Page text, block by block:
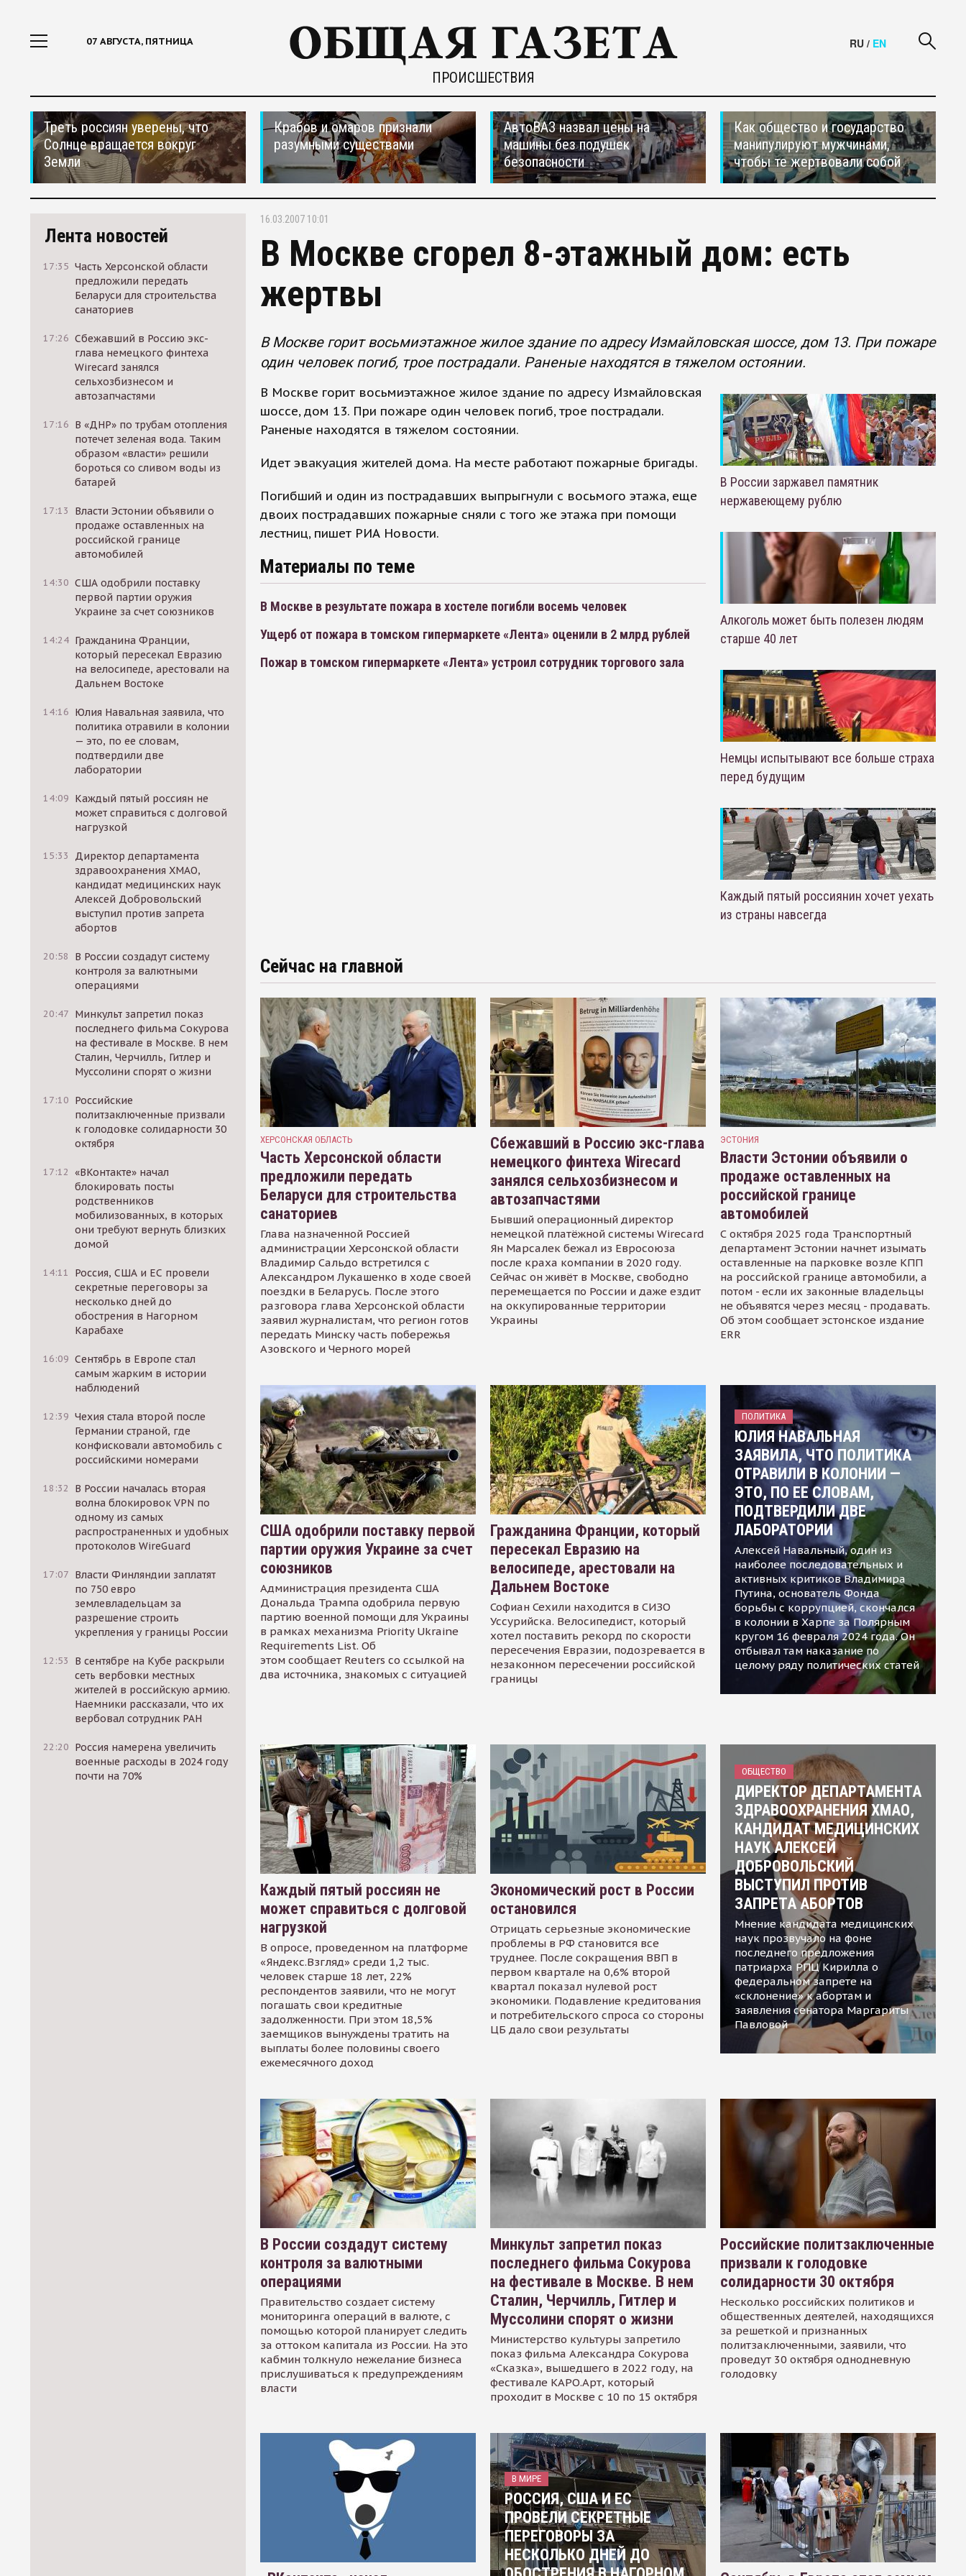
07 АВГУСТА, ПЯТНИЦА
ПРОИСШЕСТВИЯ
RU / EN
Треть россиян уверены, что
Солнце вращается вокруг
Земли
Крабов и омаров признали
разумными существами
АвтоВАЗ назвал цены на
машины без подушек
безопасности
Как общество и государство
манипулируют мужчинами,
чтобы те жертвовали собой
Лента новостей
17:35 Часть Херсонской области
предложили передать
Беларуси для строительства
санаториев
17:26 Сбежавший в Россию экс-
глава немецкого финтеха
Wirecard занялся
сельхозбизнесом и
автозапчастями
17:16 В «ДНР» по трубам отопления
потечет зеленая вода. Таким
образом «власти» решили
бороться со сливом воды из
батарей
17:13
Власти Эстонии объявили о
продаже оставленных на
российской границе
автомобилей
14:30 США одобрили поставку
первой партии оружия
Украине за счет союзников
14:24 Гражданина Франции,
который пересекал Евразию
на велосипеде, арестовали на
Дальнем Востоке
14:16 Юлия Навальная заявила, что
политика отравили в колонии
— это, по ее словам,
подтвердили две
лаборатории
14:09 Каждый пятый россиян не
может справиться с долговой
нагрузкой
15:33
Директор департамента
здравоохранения ХМАО,
кандидат медицинских наук
Алексей Добровольский
выступил против запрета
абортов
20:58
В России создадут систему
контроля за валютными
операциями
20:47 Минкульт запретил показ
последнего фильма Сокурова
на фестивале в Москве. В нем
Сталин, Черчилль, Гитлер и
Муссолини спорят о жизни
17:10 Российские
политзаключенные призвали
к голодовке солидарности 30
октября
17:12 «ВКонтакте» начал
блокировать посты
родственников
мобилизованных, в которых
они требуют вернуть близких
домой
14:11
Россия, США и ЕС провели
секретные переговоры за
несколько дней до
обострения в Нагорном
Карабахе
16:09 Сентябрь в Европе стал
самым жарким в истории
наблюдений
12:39 Чехия стала второй после
Германии страной, где
конфисковали автомобиль с
российскими номерами
18:32
В России началась вторая
волна блокировок VPN по
одному из самых
распространенных и удобных
протоколов WireGuard
17:07 Власти Финляндии заплатят
по 750 евро
землевладельцам за
разрешение строить
укрепления у границы России
12:53
В сентябре на Кубе раскрыли
сеть вербовки местных
жителей в российскую армию.
Наемники рассказали, что их
вербовал сотрудник РАН
22:20 Россия намерена увеличить
военные расходы в 2024 году
почти на 70%
16.03.2007 10:01
В Москве сгорел 8-этажный дом: есть
жертвы
В Москве горит восьмиэтажное жилое здание по адресу Измайловская шоссе, дом 13. При пожаре
один человек погиб, трое пострадали. Раненые находятся в тяжелом остоянии.
В Москве горит восьмиэтажное жилое здание по адресу Измайловская
шоссе, дом 13. При пожаре один человек погиб, трое пострадали.
Раненые находятся в тяжелом состоянии.
Идет эвакуация жителей дома. На месте работают пожарные бригады.
Погибший и один из пострадавших выпрыгнули с восьмого этажа, еще
двоих пострадавших пожарные сняли с того же этажа при помощи
лестниц, пишет РИА Новости.
Материалы по теме
В Москве в результате пожара в хостеле погибли восемь человек
Ущерб от пожара в томском гипермаркете «Лента» оценили в 2 млрд рублей
Пожар в томском гипермаркете «Лента» устроил сотрудник торгового зала
В России заржавел памятник
нержавеющему рублю
Алкоголь может быть полезен людям
старше 40 лет
Немцы испытывают все больше страха
перед будущим
Каждый пятый россиянин хочет уехать
из страны навсегда
Сейчас на главной
ХЕРСОНСКАЯ ОБЛАСТЬ
Часть Херсонской области
предложили передать
Беларуси для строительства
санаториев
Глава назначенной Россией
администрации Херсонской области
Владимир Сальдо встретился с
Александром Лукашенко в ходе своей
поездки в Беларусь. После этого
разговора глава Херсонской области
заявил журналистам, что регион готов
передать Минску часть побережья
Азовского и Черного морей
Сбежавший в Россию экс-глава
немецкого финтеха Wirecard
занялся сельхозбизнесом и
автозапчастями
Бывший операционный директор
немецкой платёжной системы Wirecard
Ян Марсалек бежал из Евросоюза
после краха компании в 2020 году.
Сейчас он живёт в Москве, свободно
перемещается по России и даже ездит
на оккупированные территории
Украины
ЭСТОНИЯ
Власти Эстонии объявили о
продаже оставленных на
российской границе
автомобилей
С октября 2025 года Транспортный
департамент Эстонии начнет изымать
оставленные на парковке возле КПП
на российской границе автомобили, а
потом - если их законные владельцы
не объявятся через месяц - продавать.
Об этом сообщает эстонское издание
ERR
США одобрили поставку первой
партии оружия Украине за счет
союзников
Администрация президента США
Дональда Трампа одобрила первую
партию военной помощи для Украины
в рамках механизма Priority Ukraine
Requirements List. Об
этом сообщает Reuters со ссылкой на
два источника, знакомых с ситуацией
Гражданина Франции, который
пересекал Евразию на
велосипеде, арестовали на
Дальнем Востоке
Софиан Сехили находится в СИЗО
Уссурийска. Велосипедист, который
хотел поставить рекорд по скорости
пересечения Евразии, подозревается в
незаконном пересечении российской
границы
ПОЛИТИКА
ЮЛИЯ НАВАЛЬНАЯ
ЗАЯВИЛА, ЧТО ПОЛИТИКА
ОТРАВИЛИ В КОЛОНИИ —
ЭТО, ПО ЕЕ СЛОВАМ,
ПОДТВЕРДИЛИ ДВЕ
ЛАБОРАТОРИИ
Алексей Навальный, один из
наиболее последовательных и
активных критиков Владимира
Путина, основатель Фонда
борьбы с коррупцией, скончался
в колонии в Харпе за Полярным
кругом 16 февраля 2024 года. Он
отбывал там наказание по
целому ряду политических статей
Каждый пятый россиян не
может справиться с долговой
нагрузкой
В опросе, проведенном на платформе
«Яндекс.Взгляд» среди 1,2 тыс.
человек старше 18 лет, 22%
респондентов заявили, что не могут
погашать свои кредитные
задолженности. При этом 18,5%
заемщиков вынуждены тратить на
выплаты более половины своего
ежемесячного доход
Экономический рост в России
остановился
Отрицать серьезные экономические
проблемы в РФ становится все
труднее. После сокращения ВВП в
первом квартале на 0,6% второй
квартал показал нулевой рост
экономики. Подавление кредитования
и потребительского спроса со стороны
ЦБ дало свои результаты
ОБЩЕСТВО
ДИРЕКТОР ДЕПАРТАМЕНТА
ЗДРАВООХРАНЕНИЯ ХМАО,
КАНДИДАТ МЕДИЦИНСКИХ
НАУК АЛЕКСЕЙ
ДОБРОВОЛЬСКИЙ
ВЫСТУПИЛ ПРОТИВ
ЗАПРЕТА АБОРТОВ
Мнение кандидата медицинских
наук прозвучало на фоне
последнего предложения
патриарха РПЦ Кирилла о
федеральном запрете на
«склонение» к абортам и
заявления сенатора Маргариты
Павловой
В России создадут систему
контроля за валютными
операциями
Правительство создает систему
мониторинга операций в валюте, с
помощью которой планирует следить
за оттоком капитала из России. На это
кабмин толкнуло нежелание бизнеса
прислушиваться к предупреждениям
власти
Минкульт запретил показ
последнего фильма Сокурова
на фестивале в Москве. В нем
Сталин, Черчилль, Гитлер и
Муссолини спорят о жизни
Министерство культуры запретило
показ фильма Александра Сокурова
«Сказка», вышедшего в 2022 году, на
фестивале КАРО.Арт, который
проходит в Москве с 10 по 15 октября
Российские политзаключенные
призвали к голодовке
солидарности 30 октября
Несколько российских политиков и
общественных деятелей, находящихся
за решеткой и признанных
политзаключенными, заявили, что
проведут 30 октября однодневную
голодовку
В МИРЕ
РОССИЯ, США И ЕС
ПРОВЕЛИ СЕКРЕТНЫЕ
ПЕРЕГОВОРЫ ЗА
НЕСКОЛЬКО ДНЕЙ ДО